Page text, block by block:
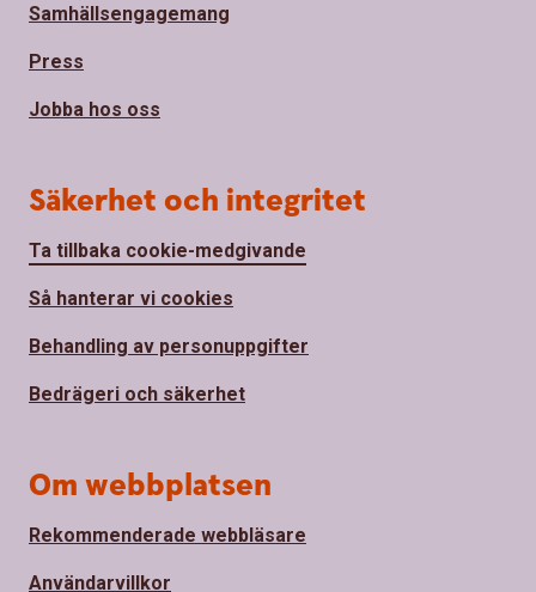
Samhällsengagemang
Press
Jobba hos oss
Säkerhet och integritet
Ta tillbaka cookie-medgivande
Så hanterar vi cookies
Behandling av personuppgifter
Bedrägeri och säkerhet
Om webbplatsen
Rekommenderade webbläsare
Användarvillkor